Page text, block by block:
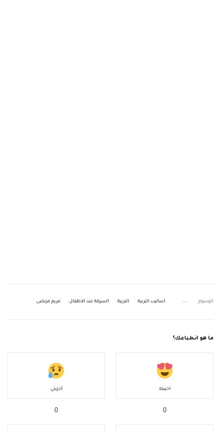
الوسوم أساليب التربية التربية السرقة عند الاطفال مريم مرتضى
ما هو انطباعك؟
أحببته
0
أحزنني
0